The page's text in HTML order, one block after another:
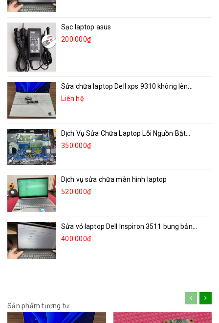
Sạc laptop asus
200.000₫
Sửa chữa laptop Dell xps 9310 không lên...
Liên hệ
Dịch Vụ Sửa Chữa Laptop Lỗi Nguồn Bật...
350.000₫
Dịch vụ sửa chữa màn hình laptop
520.000₫
Sửa vỏ laptop Dell Inspiron 3511 bung bản...
400.000₫
Sản phẩm tương tự